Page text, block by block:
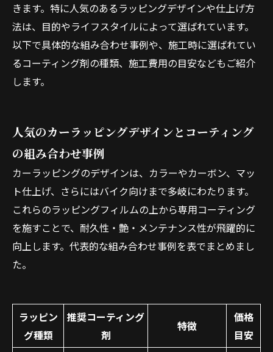
きます。特に人気のあるラッピングデザインや仕上げ方
法は、目的やライフスタイルによって選ばれています。
以下で具体的な組み合わせ事例や、施工時に選ばれてい
るコーティング剤の種類、施工費用の目安などもご紹介
します。
人気のカーラッピングデザインとコーティング
の組み合わせ事例
カーラッピングのデザインは、カラーやカーボン、マッ
ト仕上げ、さらにはバイク向けまで多岐にわたります。
これらのラッピングフィルムの上から専用コーティング
を施すことで、耐久性・艶・メンテナンス性が飛躍的に
向上します。代表的な組み合わせ事例を表でまとめまし
た。
ラッピン
グ種類
推奨コーティング
剤
特徴
価格
目安